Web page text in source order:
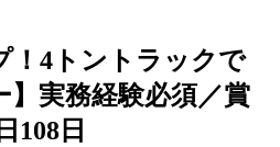
！4トントラックで
実務経験必須／賞
108日